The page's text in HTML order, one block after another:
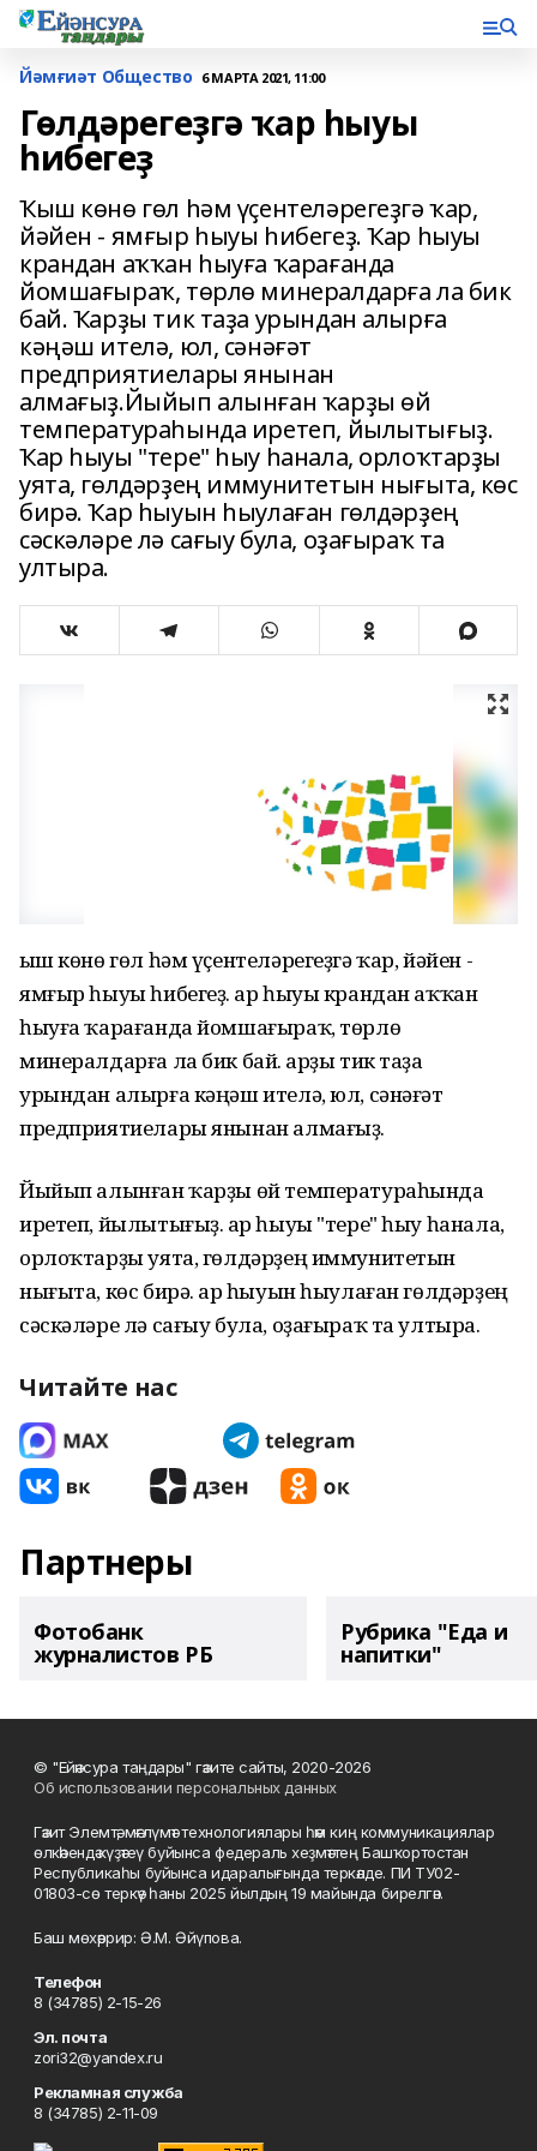
Йәмғиәт Общество 6 МАРТА 2021, 11:00
Гөлдәрегеҙгә ҡар һыуы
һибегеҙ
Ҡыш көнө гөл һәм үҫентеләрегеҙгә ҡар,
йәйен - ямғыр һыуы һибегеҙ. Ҡар һыуы
крандан аҡҡан һыуға ҡарағанда
йомшағыраҡ, төрлө минералдарға ла бик
бай. Ҡарҙы тик таҙа урындан алырға
кәңәш ителә, юл, сәнәғәт
предприятиелары янынан
алмағыҙ.Йыйып алынған ҡарҙы өй
температураһында иретеп, йылытығыҙ.
Ҡар һыуы "тере" һыу һанала, орлоҡтарҙы
уята, гөлдәрҙең иммунитетын нығыта, көс
бирә. Ҡар һыуын һыулаған гөлдәрҙең
сәскәләре лә сағыу була, оҙағыраҡ та
ултыра.
Ҡыш көнө гөл һәм үҫентеләрегеҙгә ҡар, йәйен -
ямғыр һыуы һибегеҙ. Ҡар һыуы крандан аҡҡан
һыуға ҡарағанда йомшағыраҡ, төрлө
минералдарға ла бик бай. Ҡарҙы тик таҙа
урындан алырға кәңәш ителә, юл, сәнәғәт
предприятиелары янынан алмағыҙ.
Йыйып алынған ҡарҙы өй температураһында
иретеп, йылытығыҙ. Ҡар һыуы "тере" һыу һанала,
орлоҡтарҙы уята, гөлдәрҙең иммунитетын
нығыта, көс бирә. Ҡар һыуын һыулаған гөлдәрҙең
сәскәләре лә сағыу була, оҙағыраҡ та ултыра.
Читайте нас
Партнеры
Фотобанк
журналистов РБ
Рубрика "Еда и
напитки"
© "Ейәнсура таңдары" гәзите сайты, 2020-2026
Об использовании персональных данных
Гәзит Элемтә, мәғлүмәт технологиялары һәм киң коммуникациялар
өлкәһендә күҙәтеү буйынса федераль хеҙмәттең Башҡортостан
Республикаһы буйынса идаралығында теркәлде. ПИ ТУ02-
01803-сө теркәү һаны 2025 йылдың 19 майында бирелгән.
Баш мөхәррир: Ә.М. Әйүпова.
Телефон
8 (34785) 2-15-26
Эл. почта
zori32@yandex.ru
Рекламная служба
8 (34785) 2-11-09